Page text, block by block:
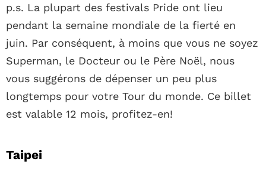
p.s. La plupart des festivals Pride ont lieu
pendant la semaine mondiale de la fierté en
juin. Par conséquent, à moins que vous ne soyez
Superman, le Docteur ou le Père Noël, nous
vous suggérons de dépenser un peu plus
longtemps pour votre Tour du monde. Ce billet
est valable 12 mois, profitez-en!
Taipei